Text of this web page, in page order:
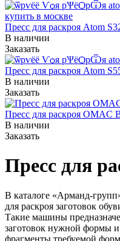
Пресс для раскроя Atom
В наличии
Заказать
Пресс для раскроя Atom
В наличии
Заказать
Пресс для раскроя OMAC
В наличии
Заказать
Пресс для
В каталоге «Арманд-
для раскроя заготовок
Такие машины
заготовок нужной формы и
фрагменты требуемой